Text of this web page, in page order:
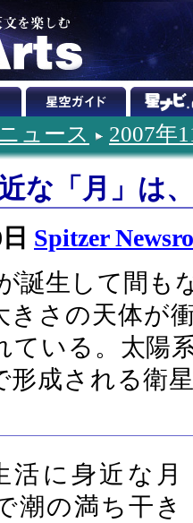
ュース 2007年
な「月」は
Spitzer
誕生して間も
きさの天体が
ている。太陽
形成される衛
に身近な月
潮の満ち干き